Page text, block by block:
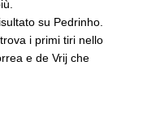
su Pedrinho.
i primi tiri nello
e de Vrij che